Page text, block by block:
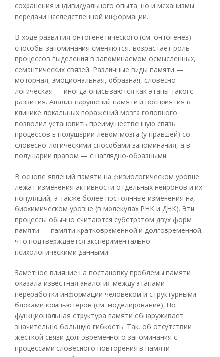
сохранения индивидуального опыта, но и механизмы
передачи наследственной информации.
В ходе развития онтогенетического (см. онтогенез)
способы запоминания сменяются, возрастает роль
процессов выделения в запоминаемом осмысленных,
семантических связей. Различные виды памяти —
моторная, эмоциональная, образная, словесно-
логическая — иногда описываются как этапы такого
развития. Анализ нарушений памяти и восприятия в
клинике локальных поражений мозга головного
позволил установить преимущественную связь
процессов в полушарии левом мозга (у правшей) со
словесно-логическими способами запоминания, а в
полушарии правом — с наглядно-образными.
В основе явлений памяти на физиологическом уровне
лежат изменения активности отдельных нейронов и их
популяций, а также более постоянные изменения на,
биохимическом уровне (в молекулах РНК и ДНК). Эти
процессы обычно считаются субстратом двух форм
памяти — памяти кратковременной и долговременной,
что подтверждается экспериментально-
психологическими данными.
Заметное влияние на постановку проблемы памяти
оказала известная аналогия между этапами
переработки информации человеком и структурными
блоками компьютеров (см. моделирование). Но
функциональная структура памяти обнаруживает
значительно большую гибкость. Так, об отсутствии
жесткой связи долговременного запоминания с
процессами словесного повторения в памяти